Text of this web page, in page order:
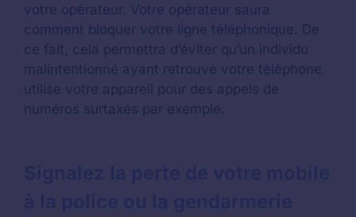
votre opérateur. Votre opérateur saura
comment bloquer votre ligne téléphonique. De
ce fait, cela permettra d’éviter qu’un individu
malintentionné ayant retrouvé votre téléphone
utilise votre appareil pour des appels de
numéros surtaxés par exemple.